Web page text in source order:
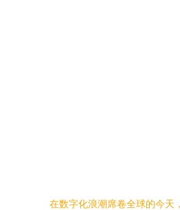
在数字化浪潮席卷全球的今天